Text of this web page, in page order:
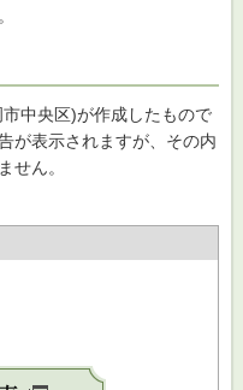
中央区)が作成したもので
が表示されますが、その内
せん。